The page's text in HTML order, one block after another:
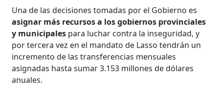
Una de las decisiones tomadas por el Gobierno es
asignar más recursos a los gobiernos provinciales
y municipales para luchar contra la inseguridad, y
por tercera vez en el mandato de Lasso tendrán un
incremento de las transferencias mensuales
asignadas hasta sumar 3.153 millones de dólares
anuales.